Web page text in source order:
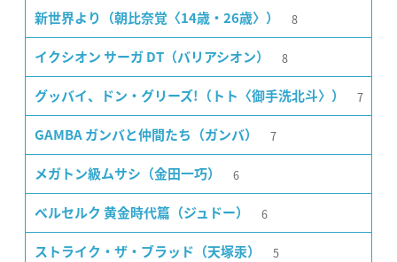
新世界より（朝比奈覚〈14歳・26歳〉） 8
イクシオン サーガ DT（バリアシオン） 8
グッバイ、ドン・グリーズ!（トト〈御手洗北斗〉） 7
GAMBA ガンバと仲間たち（ガンバ） 7
メガトン級ムサシ（金田一巧） 6
ベルセルク 黄金時代篇（ジュドー） 6
ストライク・ザ・ブラッド（天塚汞） 5